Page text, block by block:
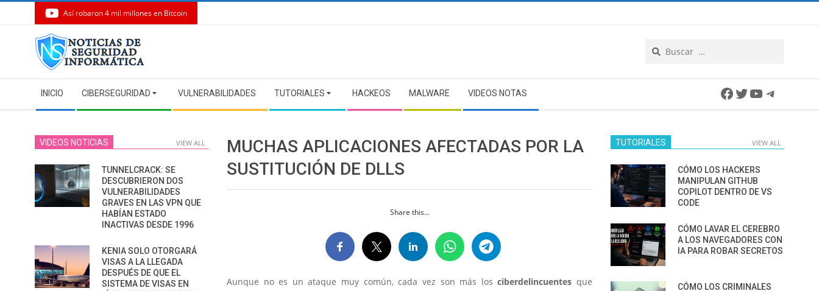
Así robaron 4 mil millones en Bitcoin
Navigation
Menu
INICIO CIBERSEGURIDAD VULNERABILIDADES TUTORIALES HACKEOS MALWARE VIDEOS NOTAS Facebook
Twitter
YouTube
MUCHAS APLICACIONES AFECTADAS POR LA
SUSTITUCIÓN DE DLLS
Share this...
Aunque no es un ataque muy común, cada vez son más losciberdelincuentes que
VIDEOS NOTICIAS VIEW ALL
TUNNELCRACK: SE
DESCUBRIERON DOS
VULNERABILIDADES
GRAVES EN LAS VPN QUE
HABÍAN ESTADO
INACTIVAS DESDE 1996
KENIA SOLO OTORGARÁ
VISAS A LA LLEGADA
DESPUÉS DE QUE EL
SISTEMA DE VISAS EN
TUTORIALES VIEW ALL
CÓMO LOS HACKERS
MANIPULAN GITHUB
COPILOT DENTRO DE VS
CODE
CÓMO LAVAR EL CEREBRO
A LOS NAVEGADORES CON
IA PARA ROBAR SECRETOS
CÓMO LOS CRIMINALES